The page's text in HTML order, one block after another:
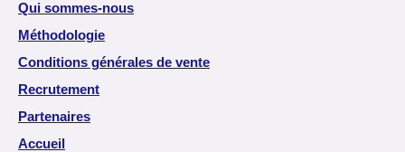
Qui sommes-nous
Méthodologie
Conditions générales de vente
Recrutement
Partenaires
Accueil